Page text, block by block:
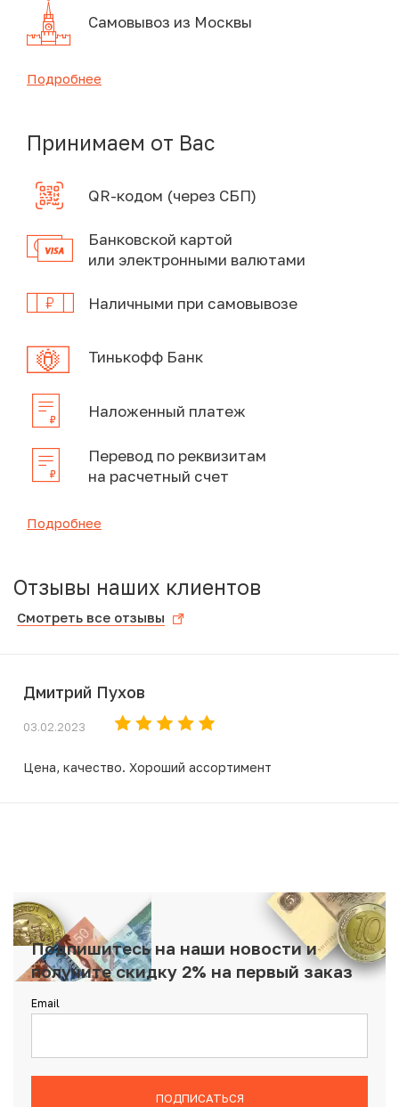
Самовывоз из Москвы
Подробнее
Принимаем от Вас
QR-кодом (через СБП)
Банковской картой
или электронными валютами
Наличными при самовывозе
Тинькофф Банк
Наложенный платеж
Перевод по реквизитам
на расчетный счет
Подробнее
Отзывы наших клиентов
Смотреть все отзывы
Дмитрий Пухов
03.02.2023
Цена, качество. Хороший ассортимент
Подпишитесь на наши новости и
получите скидку 2% на первый заказ
Email
ПОДПИСАТЬСЯ